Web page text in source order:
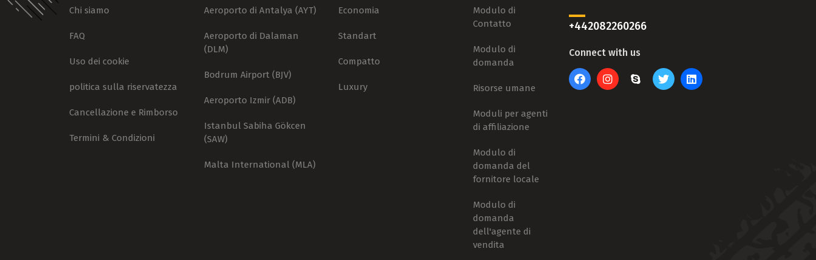
Chi siamo
FAQ
Uso dei cookie
politica sulla riservatezza
Cancellazione e Rimborso
Termini & Condizioni
Aeroporto di Antalya (AYT)
Aeroporto di Dalaman
(DLM)
Bodrum Airport (BJV)
Aeroporto Izmir (ADB)
Istanbul Sabiha Gökcen
(SAW)
Malta International (MLA)
Economia
Standart
Compatto
Luxury
Modulo di
Contatto
Modulo di
domanda
Risorse umane
Moduli per agenti
di affiliazione
Modulo di
domanda del
fornitore locale
Modulo di
domanda
dell'agente di
vendita
+442082260266
Connect with us